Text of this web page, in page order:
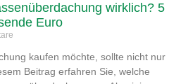
wirklich? 5
Euro
kaufen möchte, sollte nicht nur
Beitrag erfahren Sie, welche